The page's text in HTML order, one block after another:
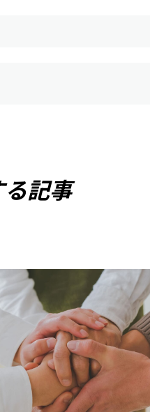
る記事